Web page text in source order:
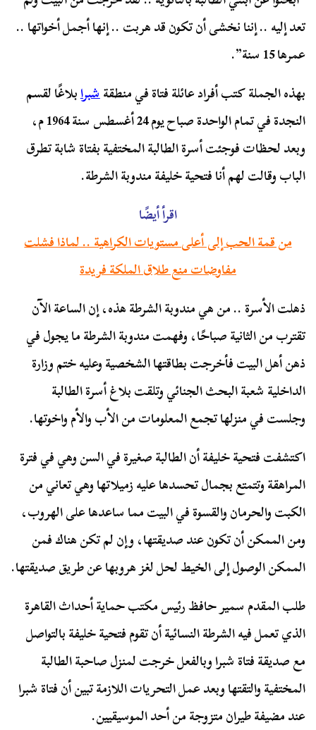
تعد إليه .. إننا نخشى أن تكون قد هربت .. إنها أجمل أخواتها ..
عمرها 15 سنة”.
بهذه الجملة كتب أفراد عائلة فتاة في منطقةشبرابلاغًا لقسم
النجدة في تمام الواحدة صباح يوم 24 أغسطس سنة 1964 م،
وبعد لحظات فوجئت أسرة الطالبة المختفية بفتاة شابة تطرق
الباب وقالت لهم أنا فتحية خليفة مندوبة الشرطة.
اقرأ أيضًا
من قمة الحب إلى أعلى مستويات الكراهية .. لماذا فشلت
مفاوضات منع طلاق الملكة فريدة
ذهلت الأسرة .. من هي مندوبة الشرطة هذه، إن الساعة الآن
تقترب من الثانية صباحًا، وفهمت مندوبة الشرطة ما يجول في
ذهن أهل البيت فأخرجت بطاقتها الشخصية وعليه ختم وزارة
الداخلية شعبة البحث الجنائي وتلقت بلاغ أسرة الطالبة
وجلست في منزلها تجمع المعلومات من الأب والأم واخوتها.
اكتشفت فتحية خليفة أن الطالبة صغيرة في السن وهي في فترة
المراهقة وتتمتع بجمال تحسدها عليه زميلاتها وهي تعاني من
الكبت والحرمان والقسوة في البيت مما ساعدها على الهروب،
ومن الممكن أن تكون عند صديقتها، وإن لم تكن هناك فمن
الممكن الوصول إلى الخيط لحل لغز هروبها عن طريق صديقتها.
طلب المقدم سمير حافظ رئيس مكتب حماية أحداث القاهرة
الذي تعمل فيه الشرطة النسائية أن تقوم فتحية خليفة بالتواصل
مع صديقة فتاة شبرا وبالفعل خرجت لمنزل صاحبة الطالبة
المختفية والتقتها وبعد عمل التحريات اللازمة تبين أن فتاة شبرا
عند مضيفة طيران متزوجة من أحد الموسيقيين.